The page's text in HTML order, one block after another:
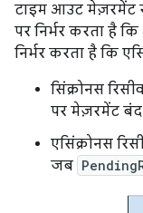
टाइम आउट मेज़रमेंट
पर निर्भर करता है
निर्भर करता है कि
सिंक्रोनस
पर मेज़रमेंट बंद
एसिंक्रोनस
जब